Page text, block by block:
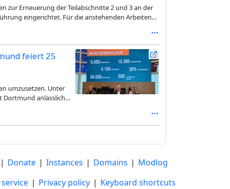
zur Erneuerung der Teilabschnitte 2 und 3 an der
eingerichtet. Für die anstehenden Arbeiten
die Auf- und Abfahrt der Anschlussstelle
in Fahrtrichtung Lünen verbreitert, damit der
können die Arbeiten zur Erneuerung der
feiert 25
umzusetzen. Unter
Dortmund anlässlich
| Donate | Instances | Domains | Modlog
| Privacy policy | Keyboard shortcuts